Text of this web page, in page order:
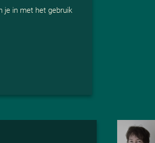
je in met het gebruik